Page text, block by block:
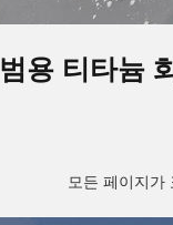
범용 티타늄
모든 페이지가